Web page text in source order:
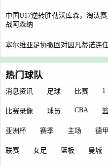
中国U17逆转胜勒沃库森，淘汰
战阿森纳
塞尔维亚足协撤回对因凡蒂诺连
热门球队
消息资讯 足球 比赛 1
比赛录像 球员 CBA
亚洲杯 赛季 主场 德甲
联赛 女足 篮板 曼城